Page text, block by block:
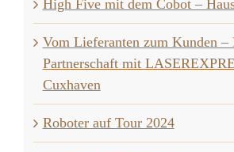
High Five mit dem Cobot –
Vom Lieferanten zum Kunden –
Partnerschaft mit
Cuxhaven
Roboter auf Tour 2024